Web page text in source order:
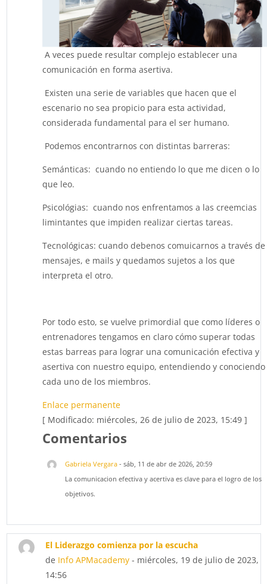
A veces puede resultar complejo establecer una
comunicación en forma asertiva.
Existen una serie de variables que hacen que el
escenario no sea propicio para esta actividad,
considerada fundamental para el ser humano.
Podemos encontrarnos con distintas barreras:
Semánticas: cuando no entiendo lo que me dicen o lo
que leo.
Psicológias: cuando nos enfrentamos a las creemcias
limintantes que impiden realizar ciertas tareas.
Tecnológicas: cuando debenos comuicarnos a través de
mensajes, e mails y quedamos sujetos a los que
interpreta el otro.
Por todo esto, se vuelve primordial que como líderes o
entrenadores tengamos en claro cómo superar todas
estas barreas para lograr una comunicación efectiva y
asertiva con nuestro equipo, entendiendo y conociendo
cada uno de los miembros.
Enlace permanente
[ Modificado: miércoles, 26 de julio de 2023, 15:49 ]
Comentarios
Gabriela Vergara- sáb, 11 de abr de 2026, 20:59
La comunicacion efectiva y acertiva es clave para el logro de los
objetivos.
El Liderazgo comienza por la escucha
de Info APMacademy - miércoles, 19 de julio de 2023,
14:56